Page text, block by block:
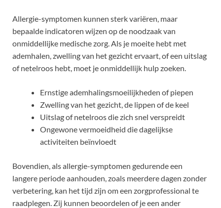
Allergie-symptomen kunnen sterk variëren, maar
bepaalde indicatoren wijzen op de noodzaak van
onmiddellijke medische zorg. Als je moeite hebt met
ademhalen, zwelling van het gezicht ervaart, of een uitslag
of netelroos hebt, moet je onmiddellijk hulp zoeken.
Ernstige ademhalingsmoeilijkheden of piepen
Zwelling van het gezicht, de lippen of de keel
Uitslag of netelroos die zich snel verspreidt
Ongewone vermoeidheid die dagelijkse
activiteiten beïnvloedt
Bovendien, als allergie-symptomen gedurende een
langere periode aanhouden, zoals meerdere dagen zonder
verbetering, kan het tijd zijn om een zorgprofessional te
raadplegen. Zij kunnen beoordelen of je een ander